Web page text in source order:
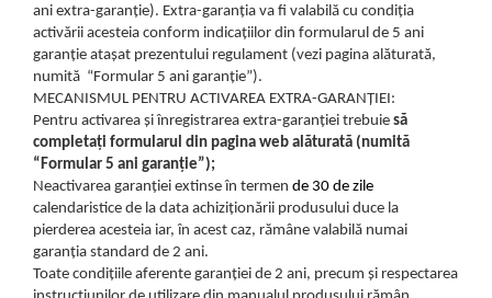
ani extra-garanție). Extra-garanția va fi valabilă cu condiția
activării acesteia conform indicațiilor din formularul de 5 ani
garanție atașat prezentului regulament (vezi pagina alăturată,
numită “Formular 5 ani garanție”).
MECANISMUL PENTRU ACTIVAREA EXTRA-GARANȚIEI:
Pentru activarea și înregistrarea extra-garanției trebuie să
completați formularul din pagina web alăturată (numită
“Formular 5 ani garanție”);
Neactivarea garanției extinse în termen de 30 de zile
calendaristice de la data achiziționării produsului duce la
pierderea acesteia iar, în acest caz, rămâne valabilă numai
garanția standard de 2 ani.
Toate condițiile aferente garanției de 2 ani, precum și respectarea